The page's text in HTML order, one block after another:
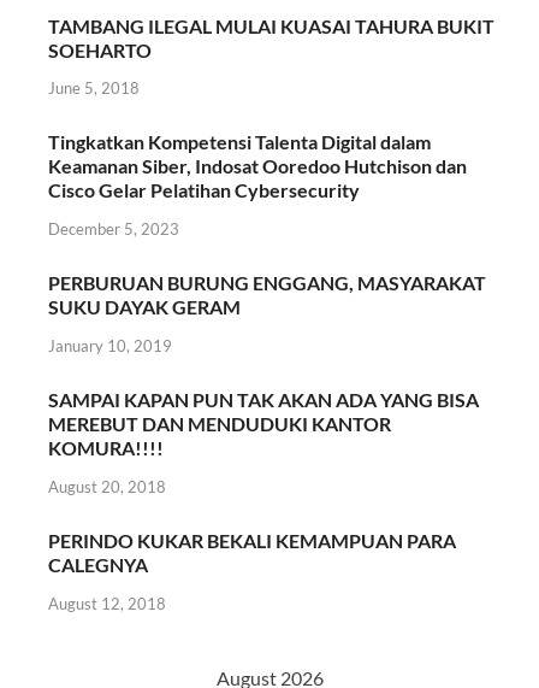
TAMBANG ILEGAL MULAI KUASAI TAHURA BUKIT
SOEHARTO
June 5, 2018
Tingkatkan Kompetensi Talenta Digital dalam
Keamanan Siber, Indosat Ooredoo Hutchison dan
Cisco Gelar Pelatihan Cybersecurity
December 5, 2023
PERBURUAN BURUNG ENGGANG, MASYARAKAT
SUKU DAYAK GERAM
January 10, 2019
SAMPAI KAPAN PUN TAK AKAN ADA YANG BISA
MEREBUT DAN MENDUDUKI KANTOR
KOMURA!!!!
August 20, 2018
PERINDO KUKAR BEKALI KEMAMPUAN PARA
CALEGNYA
August 12, 2018
August 2026